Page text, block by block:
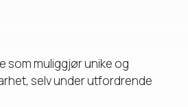
som muliggjør unike og
selv under utfordrende